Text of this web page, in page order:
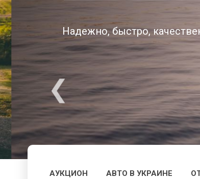
Надежно, быстро,
АУКЦИОН АВТО В УКРАИНЕ